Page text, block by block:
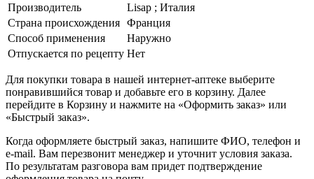
Производитель
Lisap ; Италия
Страна происхождения Франция
Способ применения
Наружно
Отпускается по рецепту Нет
Для покупки товара в нашей интернет-аптеке выберите
понравившийся товар и добавьте его в корзину. Далее
перейдите в Корзину и нажмите на «Оформить заказ» или
«Быстрый заказ».
Когда оформляете быстрый заказ, напишите ФИО, телефон и
e-mail. Вам перезвонит менеджер и уточнит условия заказа.
По результатам разговора вам придет подтверждение